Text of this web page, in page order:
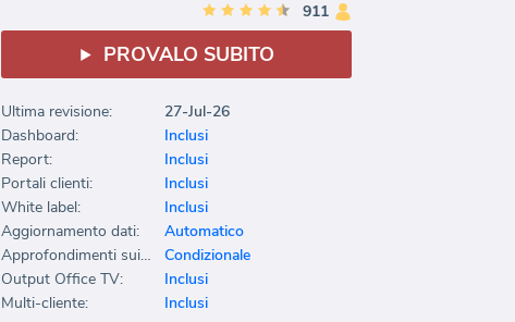
911
PROVALO SUBITO
Ultima revisione:
27-Jul-26
Dashboard:
Inclusi
Report:
Inclusi
Portali clienti:
Inclusi
White label:
Inclusi
Aggiornamento dati:
Automatico
Approfondimenti sui dati:
Condizionale
Output Office TV:
Inclusi
Multi-cliente:
Inclusi